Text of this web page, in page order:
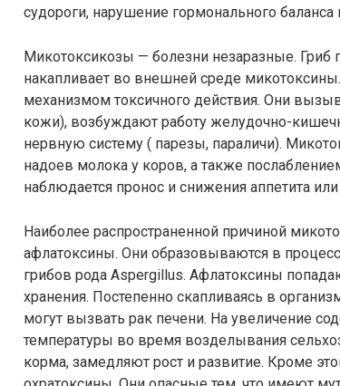
судороги, нарушение гормонального
Микотоксикозы — болезни незаразные. Гриб
накапливает во внешней среде
механизмом токсичного действия. Они
кожи), возбуждают работу желудочно-
нервную систему ( парезы, параличи).
надоев молока у коров, а также
наблюдается пронос и снижения аппетита
Наиболее распространенной причиной
афлатоксины. Они образовываются в
грибов рода Aspergillus. Афлатоксины
хранения. Постепенно скапливаясь в
могут вызвать рак печени. На увеличение
температуры во время возделывания
корма, замедляют рост и развитие. Кроме